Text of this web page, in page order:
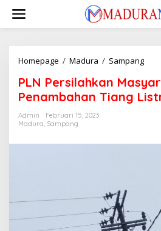
konten
Homepage / Madura / SampangPLN
PLN Persilahkan
Penambahan Tiang
Admin
Februari 15, 2023
Madura, Sampang